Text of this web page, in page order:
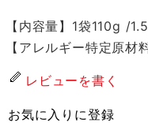
【内容量】1袋110g /
【アレルギー特定原
レビューを書く
お気に入りに登録